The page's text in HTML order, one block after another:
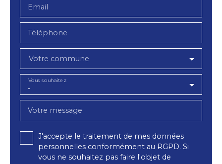
Email
Téléphone
Votre commune
-
Vous souhaitez
Votre message
J'accepte le traitement de mes données
personnelles conformément au RGPD. Si
vous ne souhaitez pas faire l'objet de